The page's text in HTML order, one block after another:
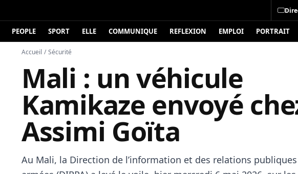
PEOPLE SPORT ELLE COMMUNIQUE REFLEXION EMPLOI PORTRAIT
Accueil / Sécurité
Mali : un véhicule
Kamikaze envoyé
Assimi Goïta
Au Mali, la Direction de l’information et des relations